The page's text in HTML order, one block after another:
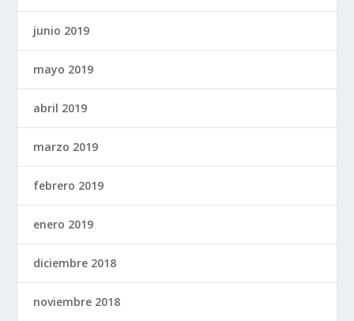
junio 2019
mayo 2019
abril 2019
marzo 2019
febrero 2019
enero 2019
diciembre 2018
noviembre 2018